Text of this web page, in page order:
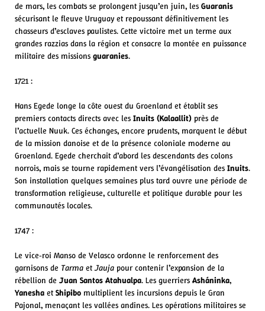
de mars, les combats se prolongent jusqu’en juin, les Guaranis
sécurisant le fleuve Uruguay et repoussant définitivement les
chasseurs d’esclaves paulistes. Cette victoire met un terme aux
grandes razzias dans la région et consacre la montée en puissance
militaire des missions guaranies.
1721 :
Hans Egede longe la côte ouest du Groenland et établit ses
premiers contacts directs avec les Inuits (Kalaallit) près de
l’actuelle Nuuk. Ces échanges, encore prudents, marquent le début
de la mission danoise et de la présence coloniale moderne au
Groenland. Egede cherchait d’abord les descendants des colons
norrois, mais se tourne rapidement vers l’évangélisation des Inuits.
Son installation quelques semaines plus tard ouvre une période de
transformation religieuse, culturelle et politique durable pour les
communautés locales.
1747 :
Le vice‑roi Manso de Velasco ordonne le renforcement des
garnisons de Tarma etJauja pour contenir l’expansion de la
rébellion de Juan Santos Atahualpa. Les guerriers Asháninka,
Yanesha et Shipibo multiplient les incursions depuis le Gran
Pajonal, menaçant les vallées andines. Les opérations militaires se